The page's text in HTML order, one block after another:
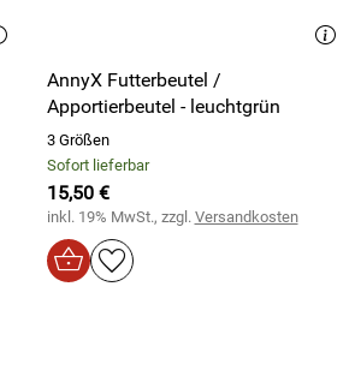
AnnyX Futterbeutel /
Apportierbeutel - leuchtgrün
3 Größen
Sofort lieferbar
15,50 €
inkl. 19% MwSt., zzgl. Versandkosten